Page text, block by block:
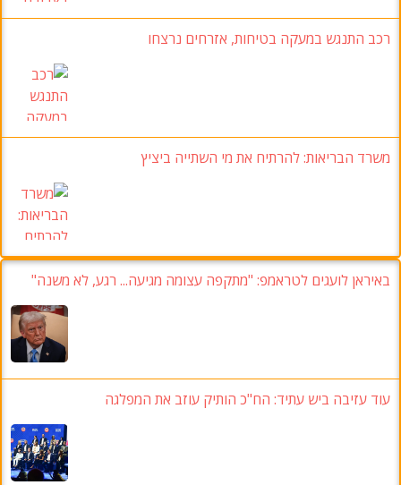
רכב התנגש במעקה בטיחות, אזרחים נרצחו
משרד הבריאות:להרתיח את מי השתייה ביציץ
באיראן לועגים לטראמפ: "מתקפה עצומה מגיעה... רגע, לא משנה"
עוד עזיבה ביש עתיד: הח"כ הותיק עוזב את המפלגה